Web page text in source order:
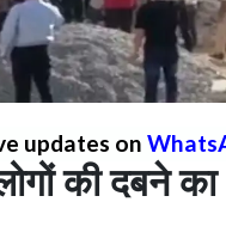
updates on
की दबने का